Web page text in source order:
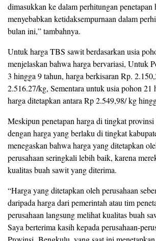
dimasukkan ke dalam perhitungan
menyebabkan ketidaksempurnaan dalam
bulan ini,” tambahnya.
Untuk harga TBS sawit berdasarkan usia
menjelaskan bahwa harga bervariasi, Untuk
3 hingga 9 tahun, harga berkisaran Rp.
2.516.27/kg, Sementara untuk usia pohon 21
harga ditetapkan antara Rp 2.549,98/ kg
Meskipun penetapan harga di tingkat provinsi
dengan harga yang berlaku di tingkat
menegaskan bahwa harga yang ditetapkan
perusahaan seringkali lebih baik, karena
kualitas buah sawit yang diterima.
“Harga yang ditetapkan oleh perusahaan
daripada harga dari pemerintah atau tim
perusahaan langsung melihat kualitas buah
Saya berterima kasih kepada perusahaan-